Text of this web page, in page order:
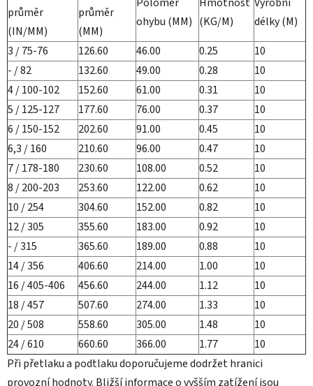
průměr
(IN/MM)
průměr
(MM)
ohybu (MM) (KG/M)
délky (M)
3 / 75-76
126.60 46.00 0.25
10
- / 82
132.60 49.00 0.28
10
4 / 100-102
152.60 61.00 0.31
10
5 / 125-127
177.60 76.00 0.37
10
6 / 150-152
202.60 91.00 0.45
10
6,3 / 160
210.60 96.00 0.47
10
7 / 178-180
230.60 108.00 0.52
10
8 / 200-203
253.60 122.00 0.62
10
10 / 254
304.60 152.00 0.82
10
12 / 305
355.60 183.00 0.92
10
- / 315
365.60 189.00 0.88
10
14 / 356
406.60 214.00 1.00
10
16 / 405-406
456.60 244.00 1.12
10
18 / 457
507.60 274.00 1.33
10
20 / 508
558.60 305.00 1.48
10
24 / 610
660.60 366.00 1.77
10
Při přetlaku a podtlaku doporučujeme dodržet hranici
provozní hodnoty. Bližší informace o vyšším zatížení jsou